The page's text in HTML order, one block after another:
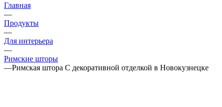
Главная
—
Продукты
—
Для интерьера
—
Римские шторы
—Римская штора С декоративной отделкой в Новокузнецке